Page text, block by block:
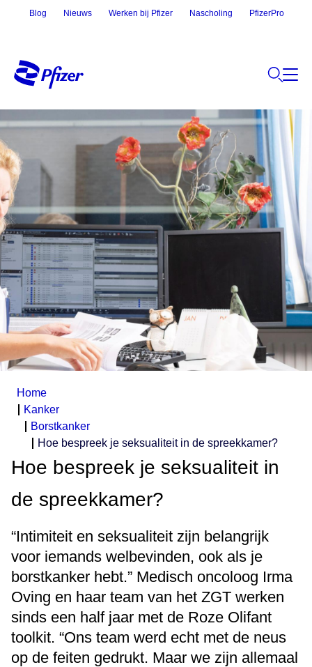
Blog Nieuws Werken bij Pfizer Nascholing PfizerPro
Home
Kanker
Borstkanker
Hoe bespreek je seksualiteit in de spreekkamer?
Hoe bespreek je seksualiteit in
de spreekkamer?
“Intimiteit en seksualiteit zijn belangrijk
voor iemands welbevinden, ook als je
borstkanker hebt.” Medisch oncoloog Irma
Oving en haar team van het ZGT werken
sinds een half jaar met de Roze Olifant
toolkit. “Ons team werd echt met de neus
op de feiten gedrukt. Maar we zijn allemaal